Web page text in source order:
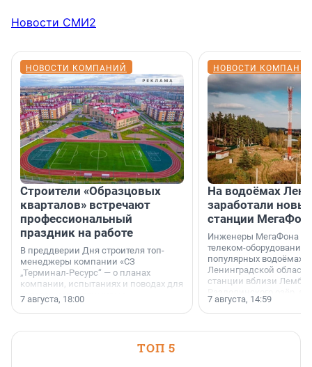
Новости СМИ2
НОВОСТИ КОМПАНИЙ
Строители «Образцовых
кварталов» встречают
профессиональный
праздник на работе
В преддверии Дня строителя топ-
менеджеры компании «СЗ
„Терминал-Ресурс“ — о планах
компании, испытаниях и поводах для
осторожного оптимизма.
7 августа, 18:00
НОВОСТИ
На водоёмах
заработали
станции
Инженеры МегаФона
телеком-оборудование
популярных водоёмах
Ленинградской
станции вблизи
недалеко от Большого
водопада.
7 августа, 14:59
ТОП 5